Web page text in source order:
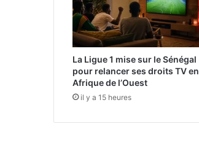
La Ligue 1 mise sur le Sénégal
pour relancer ses droits TV en
Afrique de l’Ouest
il y a 15 heures